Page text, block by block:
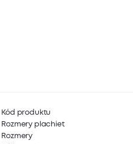
Kód produktu
Rozmery plachiet
Rozmery